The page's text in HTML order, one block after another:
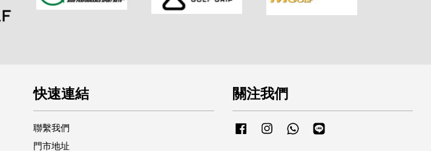
快速連結
聯繫我們
門市地址
關注我們
FacebookInstagramWhatsapp